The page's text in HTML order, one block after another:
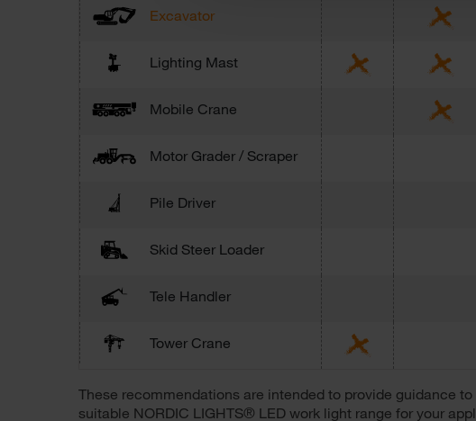
Excavator
Lighting Mast
Mobile Crane
Motor Grader / Scraper
Pile Driver
Skid Steer Loader
Tele Handler
Tower Crane
These recommendations are intended to provide guidance
suitable NORDIC LIGHTS® LED work light range for your